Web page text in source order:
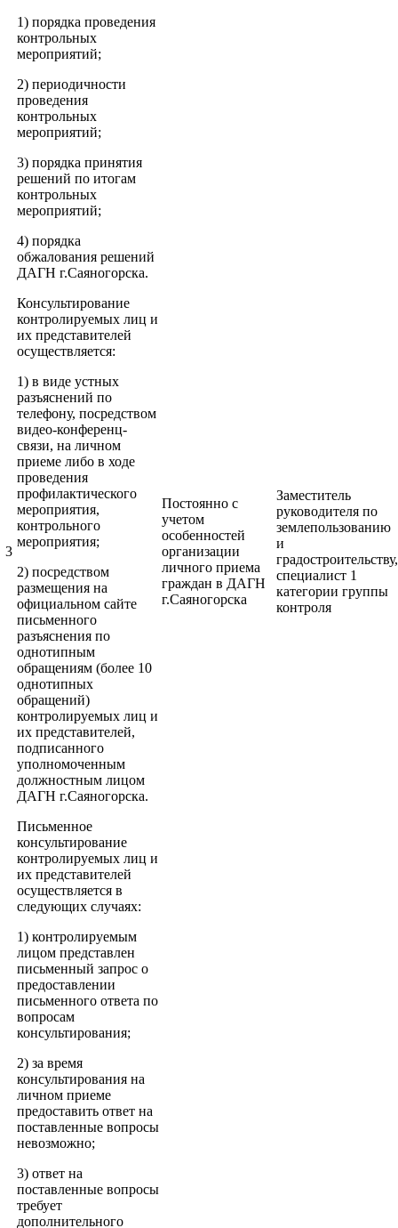
3
1) порядка проведения
контрольных
мероприятий;
2) периодичности
проведения
контрольных
мероприятий;
3) порядка принятия
решений по итогам
контрольных
мероприятий;
4) порядка
обжалования решений
ДАГН г.Саяногорска.
Консультирование
контролируемых лиц и
их представителей
осуществляется:
1) в виде устных
разъяснений по
телефону, посредством
видео-конференц-
связи, на личном
приеме либо в ходе
проведения
профилактического
мероприятия,
контрольного
мероприятия;
2) посредством
размещения на
официальном сайте
письменного
разъяснения по
однотипным
обращениям (более 10
однотипных
обращений)
контролируемых лиц и
их представителей,
подписанного
уполномоченным
должностным лицом
ДАГН г.Саяногорска.
Письменное
консультирование
контролируемых лиц и
их представителей
осуществляется в
следующих случаях:
1) контролируемым
лицом представлен
письменный запрос о
предоставлении
письменного ответа по
вопросам
консультирования;
2) за время
консультирования на
личном приеме
предоставить ответ на
поставленные вопросы
невозможно;
3) ответ на
поставленные вопросы
требует
дополнительного
Постоянно с
учетом
особенностей
организации
личного приема
граждан в ДАГН
г.Саяногорска
Заместитель
руководителя по
землепользованию
и
градостроительству,
специалист 1
категории группы
контроля